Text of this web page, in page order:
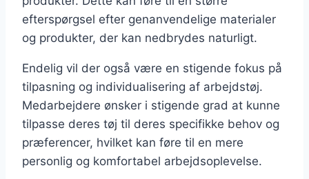
efterspørgsel efter genanvendelige materialer
og produkter, der kan nedbrydes naturligt.
Endelig vil der også være en stigende fokus på
tilpasning og individualisering af arbejdstøj.
Medarbejdere ønsker i stigende grad at kunne
tilpasse deres tøj til deres specifikke behov og
præferencer, hvilket kan føre til en mere
personlig og komfortabel arbejdsoplevelse.